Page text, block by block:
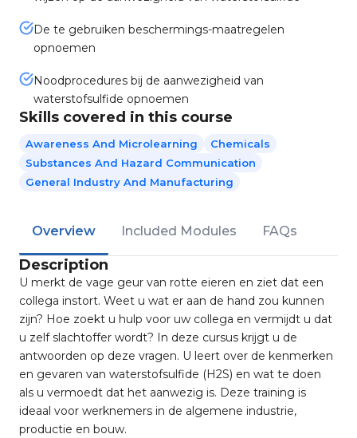
De te gebruiken beschermings-maatregelen
opnoemen
Noodprocedures bij de aanwezigheid van
waterstofsulfide opnoemen
Skills covered in this course
Awareness And Microlearning
Chemicals
Substances And Hazard Communication
General Industry And Manufacturing
Overview Included Modules FAQs
Description
U merkt de vage geur van rotte eieren en ziet dat een
collega instort. Weet u wat er aan de hand zou kunnen
zijn? Hoe zoekt u hulp voor uw collega en vermijdt u dat
u zelf slachtoffer wordt? In deze cursus krijgt u de
antwoorden op deze vragen. U leert over de kenmerken
en gevaren van waterstofsulfide (H2S) en wat te doen
als u vermoedt dat het aanwezig is. Deze training is
ideaal voor werknemers in de algemene industrie,
productie en bouw.